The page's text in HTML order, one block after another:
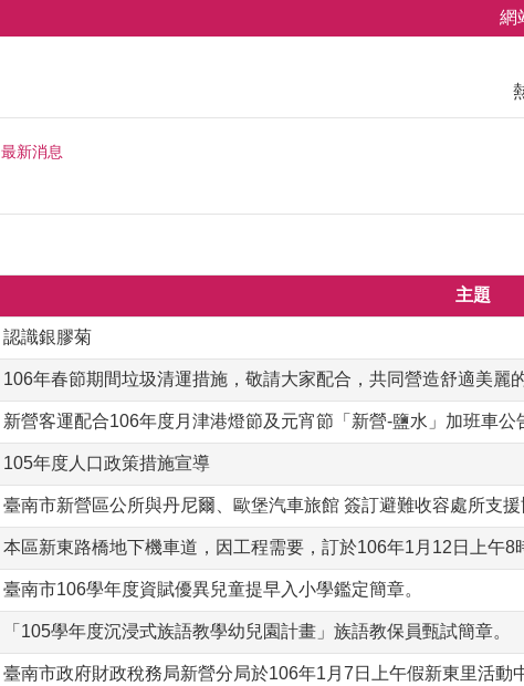
網
最新消息
主題
認識銀膠菊
106年春節期間垃圾清運措施，敬請大家配合，共同營造舒適美麗
新營客運配合106年度月津港燈節及元宵節「新營-鹽水」加班車公
105年度人口政策措施宣導
臺南市新營區公所與丹尼爾、歐堡汽車旅館 簽訂避難收容處所支
本區新東路橋地下機車道，因工程需要，訂於106年1月12日上午8
臺南市106學年度資賦優異兒童提早入小學鑑定簡章。
「105學年度沉浸式族語教學幼兒園計畫」族語教保員甄試簡章。
臺南市政府財政稅務局新營分局於106年1月7日上午假新東里活